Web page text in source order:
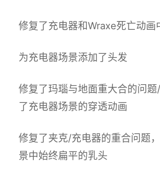
修复了充电器和Wraxe死亡动画
为充电器场景添加了头发
修复了玛瑙与地面重大合的问
了充电器场景的穿透动画
修复了夹克/充电器的重合问题
景中始终扁平的乳头